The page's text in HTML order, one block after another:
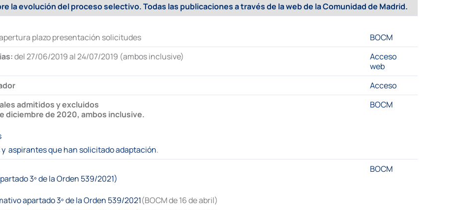
la evolución del proceso selectivo. Todas las publicaciones a través de laweb de la Comunidad de Madrid.
plazo presentación solicitudes
BOCM
del 27/06/2019 al 24/07/2019 (ambos inclusive)
Acceso
web
Acceso
admitidos y excluidos
diciembre de 2020, ambos inclusive.
aspirantes que han solicitado adaptación.
BOCM
3º de la Orden 539/2021)
apartado 3º de la Orden 539/2021(BOCM de 16 de abril)
BOCM